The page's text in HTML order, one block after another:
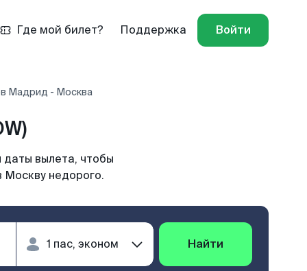
Где мой билет? Поддержка Войти
Мадрид - Москва
вылета, чтобы
Москву недорого.
Найти